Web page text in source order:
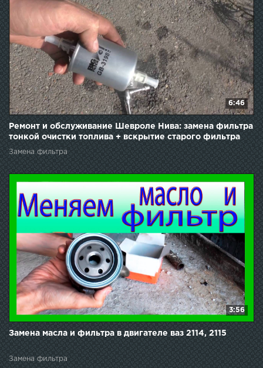
6:46
Ремонт и обслуживание Шевроле Нива: замена фильтра
тонкой очистки топлива + вскрытие старого фильтра
Замена фильтра
3:56
Замена масла и фильтра в двигателе ваз 2114, 2115
Замена фильтра